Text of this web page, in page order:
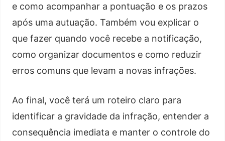
e como acompanhar a pontuação e os prazos
após uma autuação. Também vou explicar o
que fazer quando você recebe a notificação,
como organizar documentos e como reduzir
erros comuns que levam a novas infrações.
Ao final, você terá um roteiro claro para
identificar a gravidade da infração, entender a
consequência imediata e manter o controle do